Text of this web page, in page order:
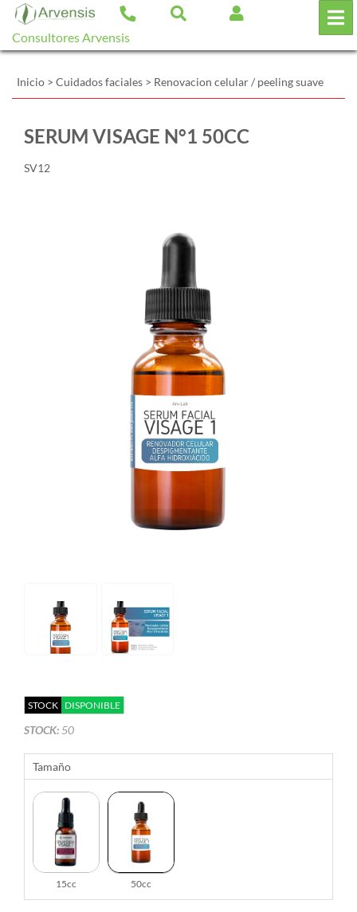
Consultores Arvensis
Inicio > Cuidados faciales > Renovacion celular / peeling suave
SERUM VISAGE N°1 50CC
SV12
STOCK DISPONIBLE
STOCK: 50
Tamaño
15cc 50cc